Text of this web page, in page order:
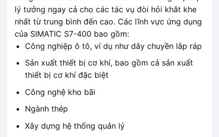
lý tưởng ngay cả cho các tác vụ đòi hỏi khắt khe
nhất từ ​​trung bình đến cao. Các lĩnh vực ứng dụng
của SIMATIC S7-400 bao gồm:
Công nghiệp ô tô, ví dụ như dây chuyền lắp ráp
Sản xuất thiết bị cơ khí, bao gồm cả sản xuất
thiết bị cơ khí đặc biệt
Công nghệ kho bãi
Ngành thép
Xây dựng hệ thống quản lý